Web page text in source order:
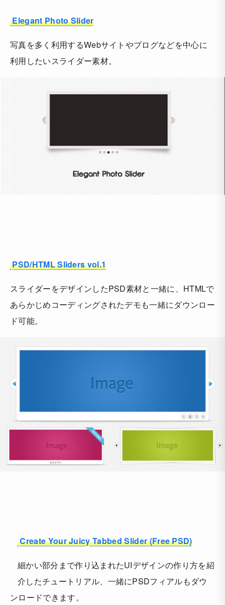
Elegant Photo Slider
写真を多く利用するWebサイトやブログなどを中心に
利用したいスライダー素材。
PSD/HTML Sliders vol.1
スライダーをデザインしたPSD素材と一緒に、HTMLで
あらかじめコーディングされたデモも一緒にダウンロー
ド可能。
Create Your Juicy Tabbed Slider (Free PSD)
細かい部分まで作り込まれたUIデザインの作り方を紹
介したチュートリアル、一緒にPSDフィアルもダウ
ンロードできます。